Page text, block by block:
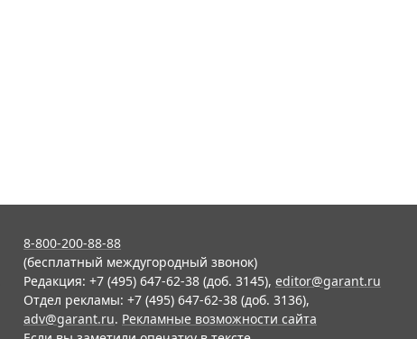
8-800-200-88-88
(бесплатный междугородный звонок)
Редакция: +7 (495) 647-62-38 (доб. 3145), editor@garant.ru
Отдел рекламы: +7 (495) 647-62-38 (доб. 3136),
adv@garant.ru. Рекламные возможности сайта